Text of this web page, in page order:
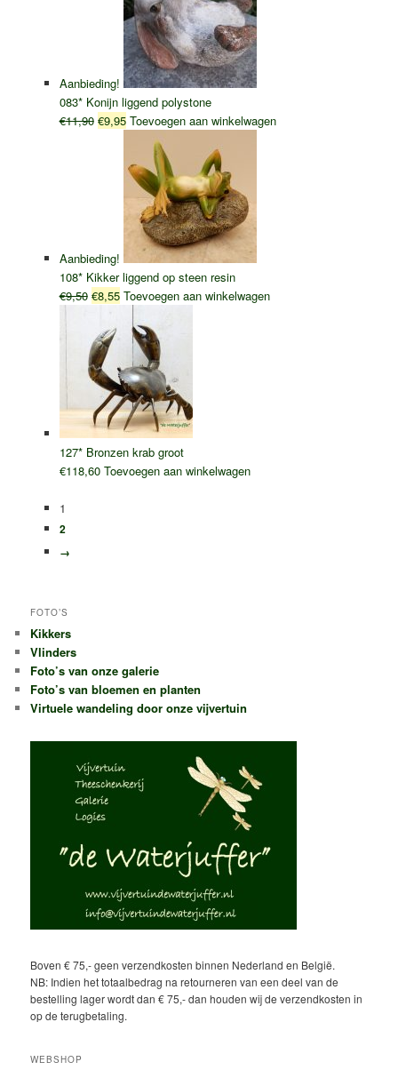
Aanbieding!
083* Konijn liggend polystone
€11,90 Oorspronkelijke
€11,90.
€9,95Huidige
€9,95.
Toevoegen aan winkelwagen
Aanbieding!
108* Kikker liggend op steen resin
€9,50 Oorspronkelijke
was:
€9,50.
€8,55Huidige
is:
€8,55.
Toevoegen aan winkelwagen
127* Bronzen krab groot
€118,60 Toevoegen aan winkelwagen
1
2
→
FOTO’S
Kikkers
Vlinders
Foto’s van onze galerie
Foto’s van bloemen en planten
Virtuele wandeling door onze vijvertuin
Boven € 75,- geen verzendkosten binnen Nederland en België.
NB: Indien het totaalbedrag na retourneren van een deel van de
bestelling lager wordt dan € 75,- dan houden wij de verzendkosten in
op de terugbetaling.
WEBSHOP